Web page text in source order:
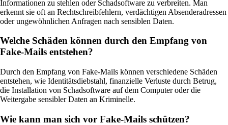
Informationen zu stehlen oder Schadsoftware zu verbreiten. Man
erkennt sie oft an Rechtschreibfehlern, verdächtigen Absenderadressen
oder ungewöhnlichen Anfragen nach sensiblen Daten.
Welche Schäden können durch den Empfang von
Fake-Mails entstehen?
Durch den Empfang von Fake-Mails können verschiedene Schäden
entstehen, wie Identitätsdiebstahl, finanzielle Verluste durch Betrug,
die Installation von Schadsoftware auf dem Computer oder die
Weitergabe sensibler Daten an Kriminelle.
Wie kann man sich vor Fake-Mails schützen?